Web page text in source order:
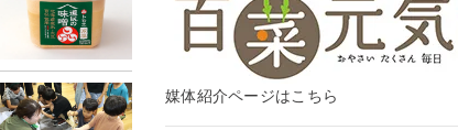
媒体紹介ページはこちら